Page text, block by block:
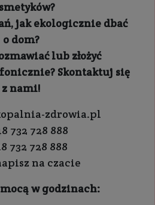
jak ekologicznie dbać
o dom?
lub złożyć
Skontaktuj się
z nami!
zdrowia.pl
732 728 888
732 728 888
na czacie
w godzinach: